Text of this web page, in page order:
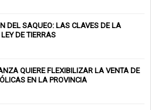
DEL SAQUEO: LAS CLAVES DE LA
DE TIERRAS
QUIERE FLEXIBILIZAR LA VENTA DE
EN LA PROVINCIA